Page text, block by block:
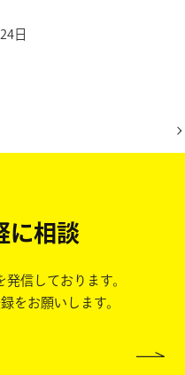
日
に相談
信しております。
をお願いします。